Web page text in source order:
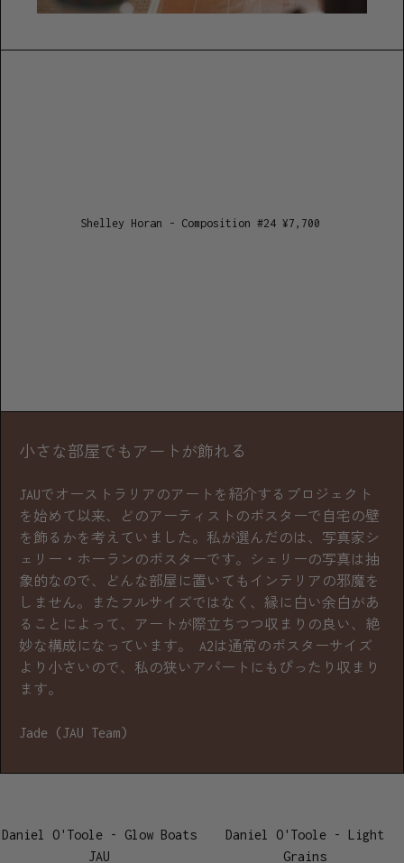
Shelley Horan - Composition #24 ¥7,700
小さな部屋でもアートが飾れる
JAUでオーストラリアのアートを紹介するプロジェクト
を始めて以来、どのアーティストのポスターで自宅の壁
を飾るかを考えていました。私が選んだのは、写真家シ
ェリー・ホーランのポスターです。シェリーの写真は抽
象的なので、どんな部屋に置いてもインテリアの邪魔を
しません。またフルサイズではなく、縁に白い余白があ
ることによって、アートが際立ちつつ収まりの良い、絶
妙な構成になっています。 A2は通常のポスターサイズ
より小さいので、私の狭いアパートにもぴったり収まり
ます。
Jade (JAU Team)
Daniel O'Toole - Glow Boats
JAU
Daniel O'Toole - Light
Grains